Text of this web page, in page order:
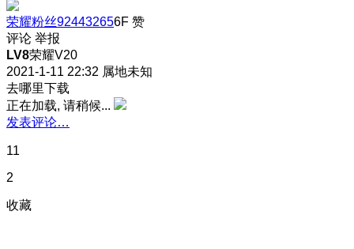
荣耀粉丝924432656F 赞
评论 举报
LV8荣耀V20
2021-1-11 22:32 属地未知
去哪里下载
正在加载, 请稍候...
发表评论…
11
2
收藏